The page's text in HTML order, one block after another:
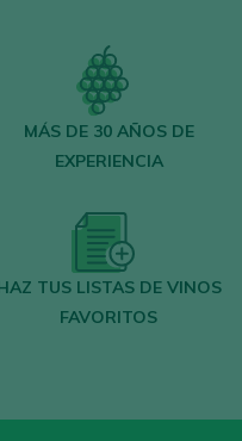
al
de 12.000 vinos
mima el vino.
newslettercon
el bar de moda
MÁS DE 30 AÑOS DE
EXPERIENCIA
TUS LISTAS DE VINOS
FAVORITOS